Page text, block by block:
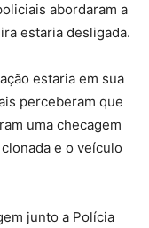
abordaram a
estaria desligada.
estaria em sua
perceberam que
uma checagem
e o veículo
junto a Polícia